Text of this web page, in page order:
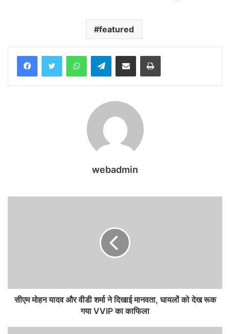
featured
WhatsAppTelegramShare via Email Print
webadmin
सीएम मोहन यादव और वीडी शर्मा ने दिखाई मानवता, घायलों को देख रूक
गया VVIP का काफिला